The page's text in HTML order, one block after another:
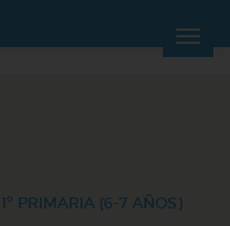
1º PRIMARIA (6-7 AÑOS)